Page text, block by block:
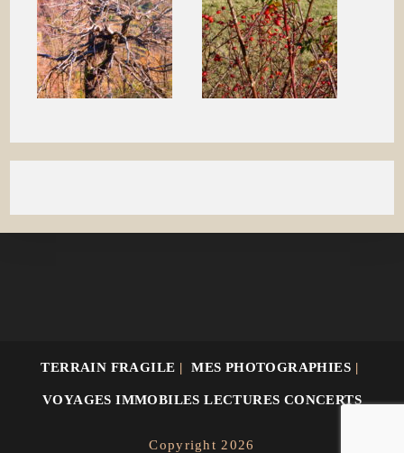
TERRAIN FRAGILE MES PHOTOGRAPHIES
VOYAGES IMMOBILES LECTURES CONCERTS
Copyright 2026